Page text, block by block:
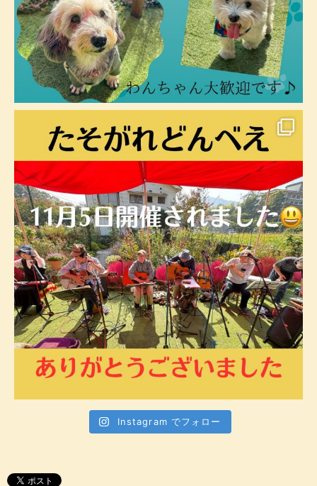
Instagram でフォロー